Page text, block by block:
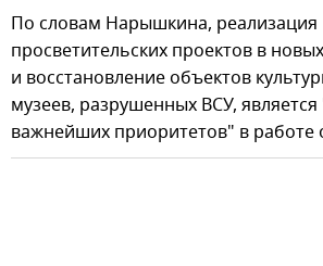
По словам Нарышкина, реализация
просветительских проектов в
и восстановление объектов
музеев, разрушенных ВСУ,
важнейших приоритетов" в работе